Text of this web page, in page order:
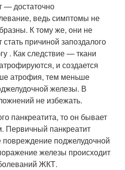
— достаточно
ведь симптомы не
К тому же, они не
причиной запоздалого
. Как следствие — ткани
и создается
атрофия, тем меньше
железы. В
не избежать.
панкреатита, то он бывает
Первичный панкреатит
повреждение поджелудочной
железы происходит
ЖКТ.